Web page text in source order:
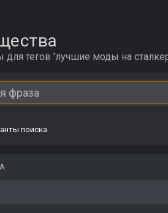
для тегов 'лучшие моды на
поиска